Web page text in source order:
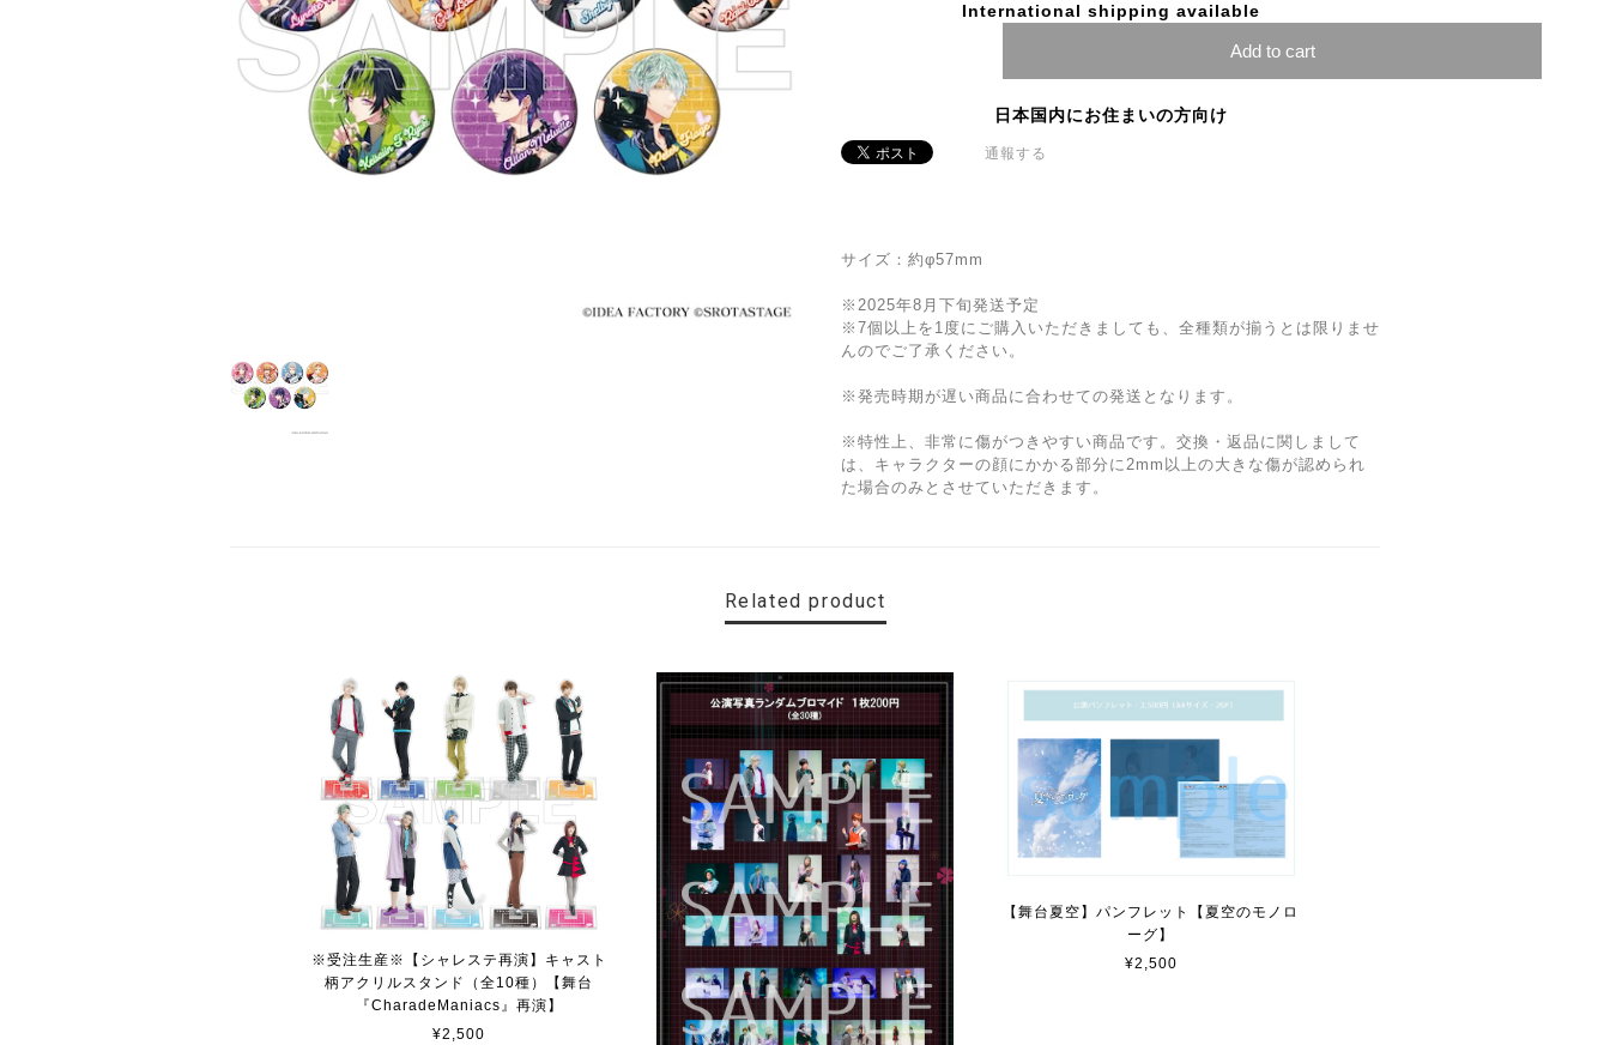
International shipping available
Add to cart
日本国内にお住まいの方向け
通報する
サイズ：約φ57mm
※2025年8月下旬発送予定
※7個以上を1度にご購入いただきましても、全種類が揃うとは限りませ
んのでご了承ください。
※発売時期が遅い商品に合わせての発送となります。
※特性上、非常に傷がつきやすい商品です。交換・返品に関しまして
は、キャラクターの顔にかかる部分に2mm以上の大きな傷が認められ
た場合のみとさせていただきます。
Related product
※受注生産※【シャレステ再演】キャスト
柄アクリルスタンド（全10種）【舞台
『CharadeManiacs』再演】
¥2,500
【舞台夏空】パンフレット【夏空のモノロ
ーグ】
¥2,500